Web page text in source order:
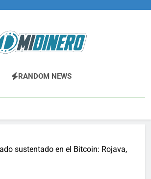
Midinero.co
Criptomonedas
RANDOM NEWS
sustentado en el Bitcoin: Rojava,